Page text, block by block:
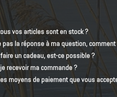
vos articles sont en stock ?
pas la réponse à ma question,
un cadeau, est-ce possible ?
recevoir ma commande ?
moyens de paiement que vous